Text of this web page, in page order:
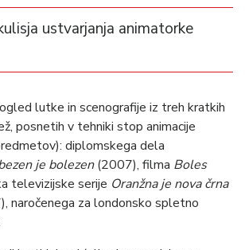
ustvarjanja animatorke
lutke in scenografije iz treh kratkih
posnetih v tehniki stop animacije
diplomskega dela
je bolezen(2007), filma Boles
televizijske serije Oranžna je nova črna
naročenega za londonsko spletno